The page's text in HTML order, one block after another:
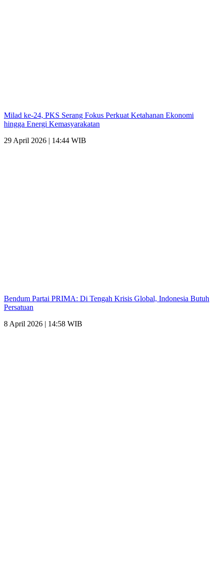
Milad ke-24, PKS Serang Fokus Perkuat Ketahanan Ekonomi
hingga Energi Kemasyarakatan
29 April 2026 | 14:44 WIB
Bendum Partai PRIMA: Di Tengah Krisis Global, Indonesia Butuh
Persatuan
8 April 2026 | 14:58 WIB